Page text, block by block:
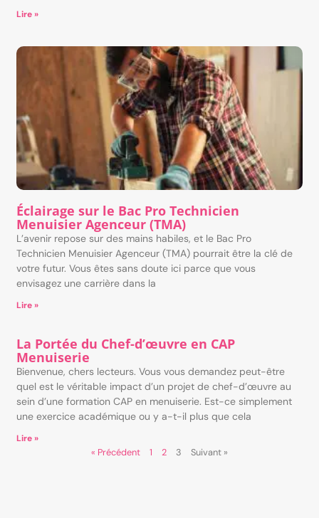
Lire »
Éclairage sur le Bac Pro Technicien
Menuisier Agenceur (TMA)
L’avenir repose sur des mains habiles, et le Bac Pro
Technicien Menuisier Agenceur (TMA) pourrait être la clé de
votre futur. Vous êtes sans doute ici parce que vous
envisagez une carrière dans la
Lire »
La Portée du Chef-d’œuvre en CAP
Menuiserie
Bienvenue, chers lecteurs. Vous vous demandez peut-être
quel est le véritable impact d’un projet de chef-d’œuvre au
sein d’une formation CAP en menuiserie. Est-ce simplement
une exercice académique ou y a-t-il plus que cela
Lire »
« Précédent 1 2 3 Suivant »